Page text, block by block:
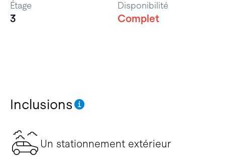
Inclusions
Un stationnement extérieur
Étage
3
Disponibilité
Complet